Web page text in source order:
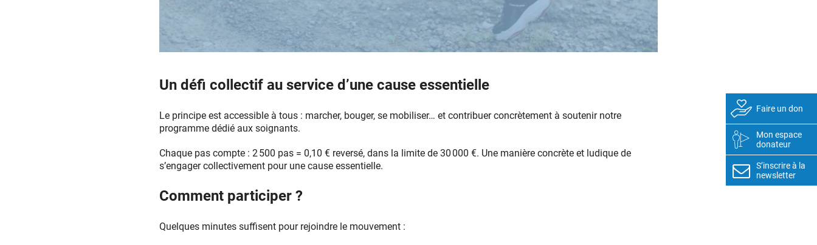
Un défi collectif au service d’une cause essentielle
Le principe est accessible à tous : marcher, bouger, se mobiliser… et contribuer concrètement à soutenir notre
programme dédié aux soignants.
Chaque pas compte : 2 500 pas = 0,10 € reversé, dans la limite de 30 000 €. Une manière concrète et ludique de
s’engager collectivement pour une cause essentielle.
Comment participer ?
Quelques minutes suffisent pour rejoindre le mouvement :
Faire un don
Mon espace
donateur
S’inscrire à la
newsletter